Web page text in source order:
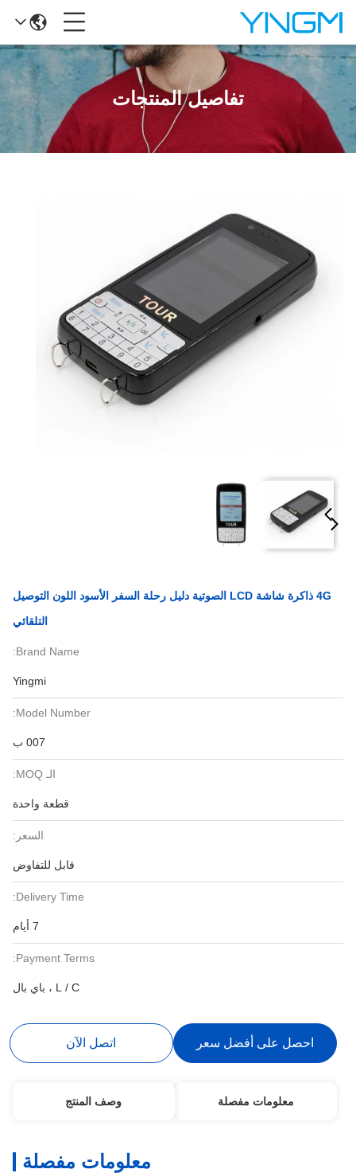
تفاصيل المنتجات
4G ذاكرة شاشة LCD الصوتية دليل رحلة السفر الأسود اللون التوصيل
التلقائي
Brand Name:
Yingmi
Model Number:
007 ب
الـ MOQ:
قطعة واحدة
السعر:
قابل للتفاوض
Delivery Time:
7 أيام
Payment Terms:
L / C ، باي بال
احصل على أفضل سعر اتصل الآن
معلومات مفصلة وصف المنتج
معلومات مفصلة